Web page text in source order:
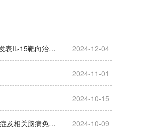
科研动态|上海交大药学院路慧丽课题组联合上海交大医学院附属同仁医院徐炜团队在Molecular Therapy发表IL-15靶向治疗肿瘤新进展 2024-12-04
2024-11-01
2024-10-15
科研动态|上海交大药学院薛向东团队与复旦大学附属第五人民医院危重症科合作在ACS Nano上发表脓毒症及相关脑病免疫治疗研究新成果 2024-10-09